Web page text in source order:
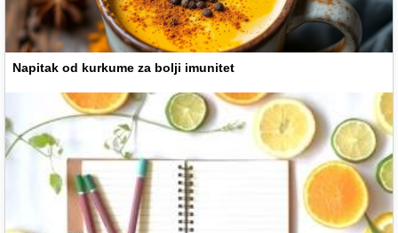
Napitak od kurkume za bolji imunitet